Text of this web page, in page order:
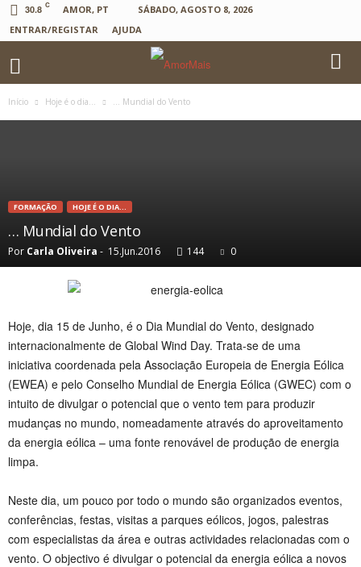
30.8 C AMOR, PT
SÁBADO, AGOSTO 8, 2026
ENTRAR/REGISTAR
AJUDA
Início Hoje é o dia... … Mundial do Vento
FORMAÇÃO HOJE É O DIA...
… Mundial do Vento
Por Carla Oliveira - 15.Jun.2016 144 0
Hoje, dia 15 de Junho, é o Dia Mundial do Vento, designado
internacionalmente de Global Wind Day. Trata-se de uma
iniciativa coordenada pela Associação Europeia de Energia Eólica
(EWEA) e pelo Conselho Mundial de Energia Eólica (GWEC) com o
intuito de divulgar o potencial que o vento tem para produzir
mudanças no mundo, nomeadamente através do aproveitamento
da energia eólica – uma fonte renovável de produção de energia
limpa.
Neste dia, um pouco por todo o mundo são organizados eventos,
conferências, festas, visitas a parques eólicos, jogos, palestras
com especialistas da área e outras actividades relacionadas com o
vento. O objectivo é divulgar o potencial da energia eólica a novos